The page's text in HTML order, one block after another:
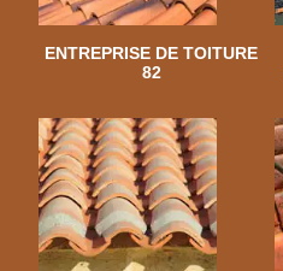
ENTREPRISE DE TOITURE
82